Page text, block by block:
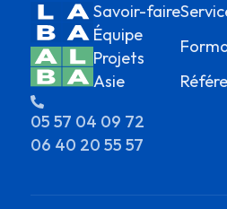
Savoir-faire
Équipe
Projets
Asie
05 57 04 09 72
06 40 20 55 57